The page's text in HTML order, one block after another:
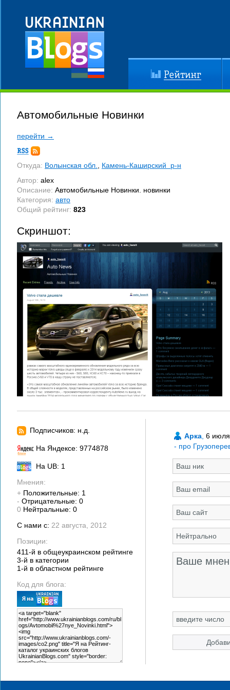
Рейтинг
Автомобильные Новинки
перейти →
Подписка
Откуда: Волынская обл.
Камень-Каширский р-н
Автор: alex
Описание: Автомобильные Новинки. новинки
Категория: авто
Общий рейтинг: 823
Скриншот:
Подписчиков: н.д.
На Яндексе: 9774878
На UB: 1
Мнения:
+ Положительные: 1
- Отрицательные: 0
0 Нейтральные: 0
С нами с: 22 августа, 2012
Позиции:
411-й в общеукраинском рейтинге
3-й в категории
1-й в областном рейтинге
Код для блога:
Арка 6
- про